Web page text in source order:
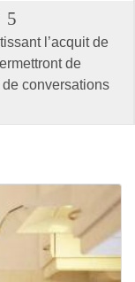
5
l’acquit de
de
conversations